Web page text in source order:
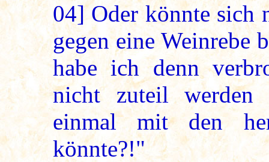
04]Oder könnte sich
gegen eine Weinrebe
habe ich denn
nicht zuteil werden
einmal mit den
könnte?!"